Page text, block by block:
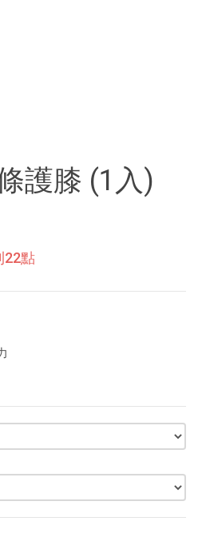
護膝 (1入)
22點